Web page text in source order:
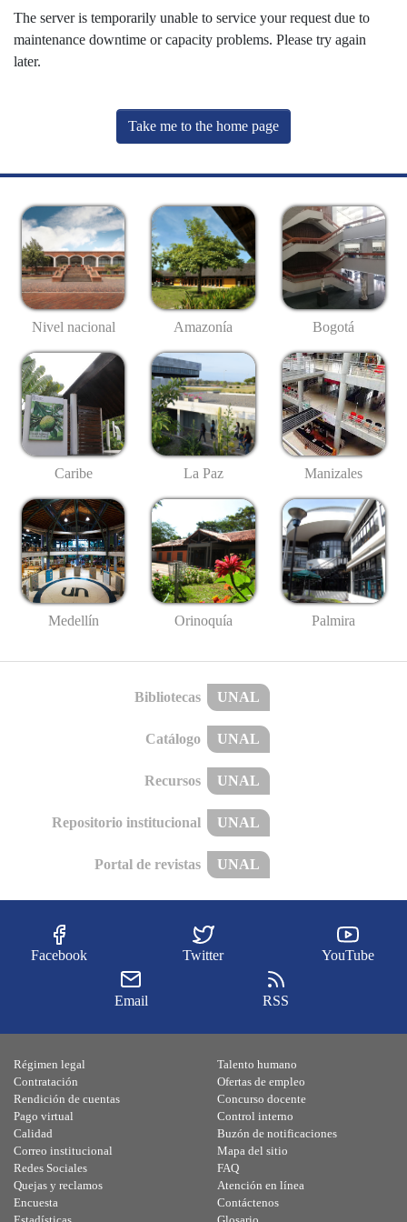
The server is temporarily unable to service your request due to
maintenance downtime or capacity problems. Please try again
later.
Take me to the home page
Nivel nacional Amazonía Bogotá
Caribe La Paz Manizales
Medellín Orinoquía Palmira
Bibliotecas UNAL
Catálogo UNAL
Recursos UNAL
Repositorio institucional UNAL
Portal de revistas UNAL
Facebook Twitter YouTube
Email RSS
Régimen legal
Contratación
Rendición de cuentas
Pago virtual
Calidad
Talento humano
Ofertas de empleo
Concurso docente
Control interno
Buzón de notificaciones
Correo institucional
Redes Sociales
Quejas y reclamos
Encuesta
Mapa del sitio
FAQ
Atención en línea
Contáctenos